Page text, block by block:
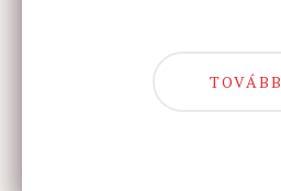
TOVÁBB